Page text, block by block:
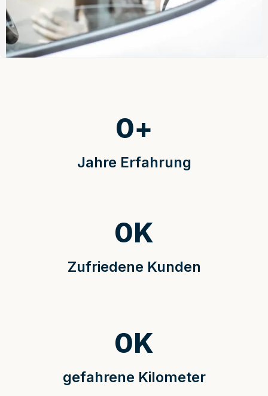
Jahre Erfahrung
0+
Zufriedene Kunden
0K
gefahrene Kilometer
0K